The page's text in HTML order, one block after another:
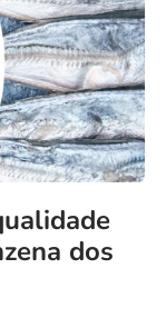
dos